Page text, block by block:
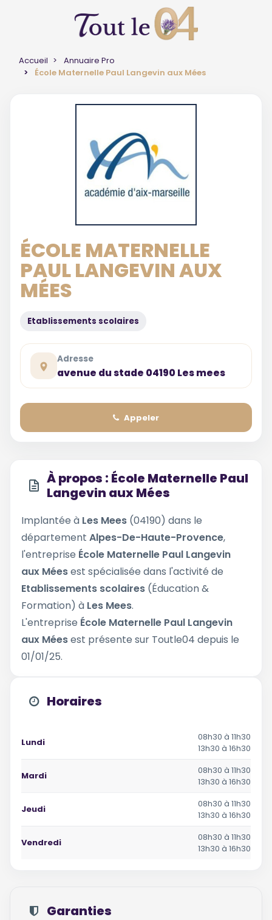
Accueil
Annuaire Pro
École Maternelle Paul Langevin aux Mées
ÉCOLE MATERNELLE
PAUL LANGEVIN AUX
MÉES
Etablissements scolaires
Adresse
avenue du stade 04190 Les mees
Appeler
À propos : École Maternelle Paul
Langevin aux Mées
Implantée à Les Mees (04190) dans le
département Alpes-De-Haute-Provence,
l'entreprise École Maternelle Paul Langevin
aux Méesest spécialisée dans l'activité de
Etablissements scolaires (Éducation &
Formation) à Les Mees.
L'entreprise École Maternelle Paul Langevin
aux Méesest présente sur Toutle04 depuis le
01/01/25.
Horaires
Lundi
08h30 à 11h30
13h30 à 16h30
Mardi
08h30 à 11h30
13h30 à 16h30
Jeudi
08h30 à 11h30
13h30 à 16h30
Vendredi
08h30 à 11h30
13h30 à 16h30
Garanties